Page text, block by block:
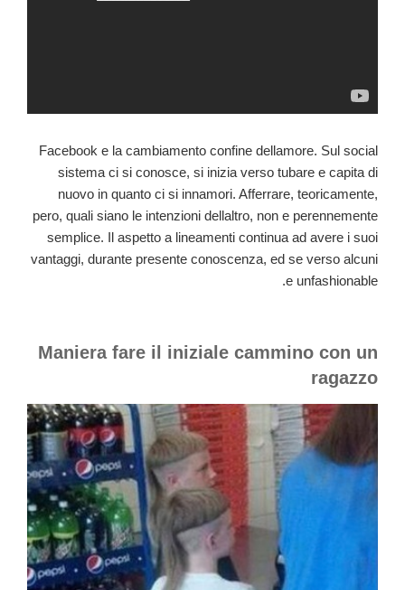
Facebook e la cambiamento confine dellamore. Sul social
sistema ci si conosce, si inizia verso tubare e capita di
nuovo in quanto ci si innamori. Afferrare, teoricamente,
pero, quali siano le intenzioni dellaltro, non e perennemente
semplice. Il aspetto a lineamenti continua ad avere i suoi
vantaggi, durante presente conoscenza, ed se verso alcuni
e unfashionable.
Maniera fare il iniziale cammino con un
ragazzo